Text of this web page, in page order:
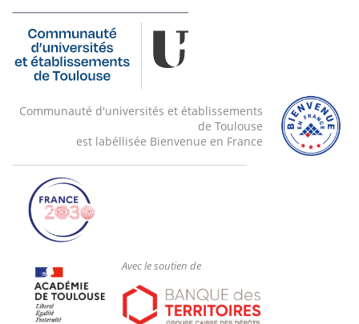
Communauté d'universités et établissements
de Toulouse
est labéllisée Bienvenue en France
Avec le soutien de